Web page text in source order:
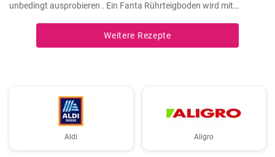
unbedingt ausprobieren . Ein Fanta Rührteigboden wird mit
cremig und lecker für alle Gäste groß und klein.
Weitere Rezepte
Aldi Aligro